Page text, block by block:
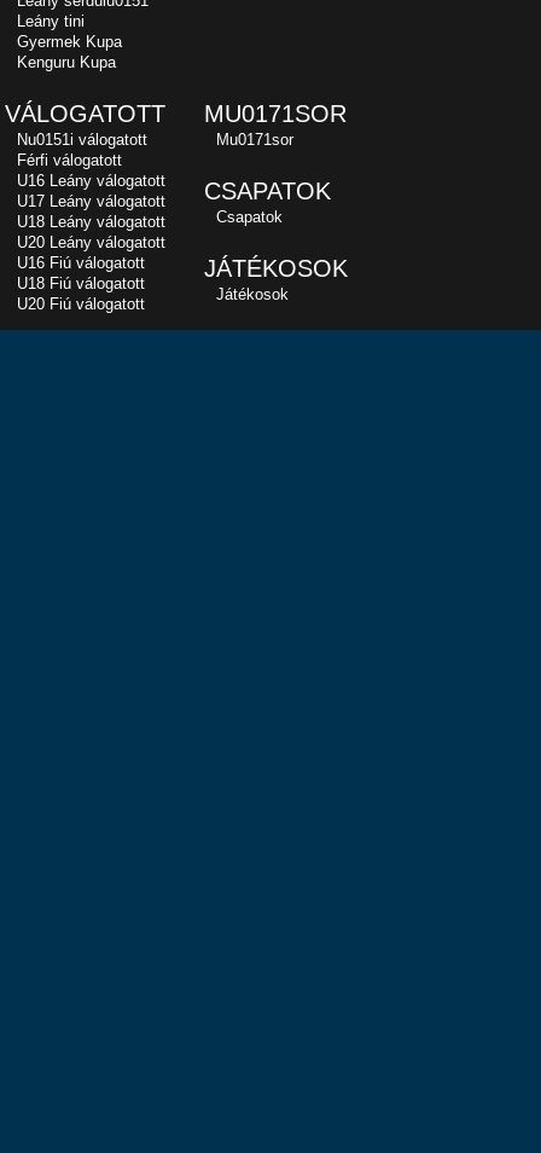
Leány tini
Gyermek Kupa
Kenguru Kupa
VÁLOGATOTT
Nu0151i válogatott
Férfi válogatott
U16 Leány válogatott
U17 Leány válogatott
U18 Leány válogatott
U20 Leány válogatott
U16 Fiú válogatott
U18 Fiú válogatott
U20 Fiú válogatott
MU0171SOR
Mu0171sor
CSAPATOK
Csapatok
JÁTÉKOSOK
Játékosok